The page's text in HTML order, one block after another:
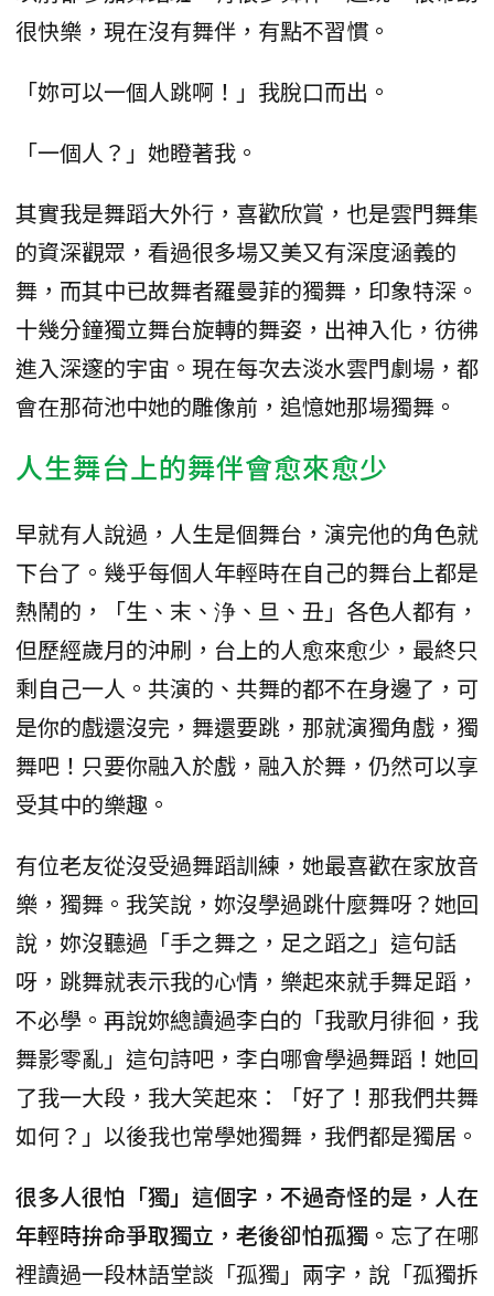
很快樂，現在沒有舞伴，有點不習慣。
「妳可以一個人跳啊！」我脫口而出。
「一個人？」她瞪著我。
其實我是舞蹈大外行，喜歡欣賞，也是雲門舞集
的資深觀眾，看過很多場又美又有深度涵義的
舞，而其中已故舞者羅曼菲的獨舞，印象特深。
十幾分鐘獨立舞台旋轉的舞姿，出神入化，彷彿
進入深邃的宇宙。現在每次去淡水雲門劇場，都
會在那荷池中她的雕像前，追憶她那場獨舞。
人生舞台上的舞伴會愈來愈少
早就有人說過，人生是個舞台，演完他的角色就
下台了。幾乎每個人年輕時在自己的舞台上都是
熱鬧的，「生、末、浄、旦、丑」各色人都有，
但歷經歲月的沖刷，台上的人愈來愈少，最終只
剩自己一人。共演的、共舞的都不在身邊了，可
是你的戲還沒完，舞還要跳，那就演獨角戲，獨
舞吧！只要你融入於戲，融入於舞，仍然可以享
受其中的樂趣。
有位老友從沒受過舞蹈訓練，她最喜歡在家放音
樂，獨舞。我笑說，妳沒學過跳什麼舞呀？她回
說，妳沒聽過「手之舞之，足之蹈之」這句話
呀，跳舞就表示我的心情，樂起來就手舞足蹈，
不必學。再說妳總讀過李白的「我歌月徘徊，我
舞影零亂」這句詩吧，李白哪會學過舞蹈！她回
了我一大段，我大笑起來：「好了！那我們共舞
如何？」以後我也常學她獨舞，我們都是獨居。
很多人很怕「獨」這個字，不過奇怪的是，人在
年輕時拚命爭取獨立，老後卻怕孤獨。 忘了在哪
裡讀過一段林語堂談「孤獨」兩字，說「孤獨拆